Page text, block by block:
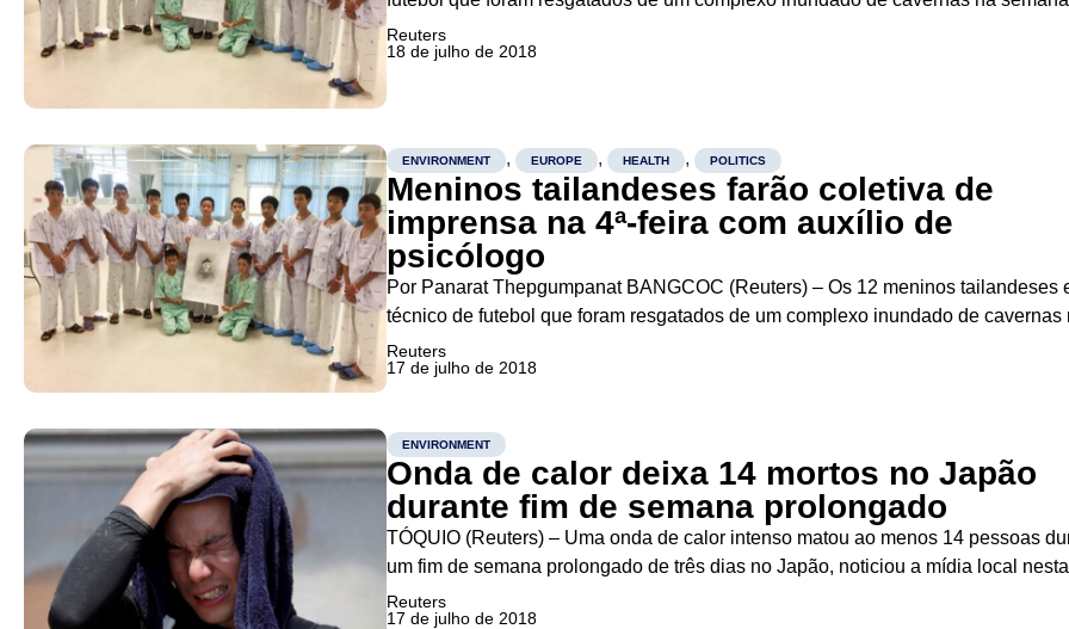
passada deixaram um hospital na província de Chiang Rai nesta quarta-feira para
uma entrevista coletiva...
Reuters
18 de julho de 2018
ENVIRONMENT , EUROPE , HEALTH , POLITICS
Meninos tailandeses farão coletiva de
imprensa na 4ª-feira com auxílio de
psicólogo
Por Panarat Thepgumpanat BANGCOC (Reuters) – Os 12 meninos tailandeses
técnico de futebol que foram resgatados de um complexo inundado de cavernas
semana passada serão liberados do hospital na quarta-feira e concederão uma
entrevista coletiva no mesmo...
Reuters
17 de julho de 2018
ENVIRONMENT
Onda de calor deixa 14 mortos no Japão
durante fim de semana prolongado
TÓQUIO (Reuters) – Uma onda de calor intenso matou ao menos 14 pessoas
um fim de semana prolongado de três dias no Japão, noticiou a mídia local nesta
terça-feira, e as temperaturas altas atrapalharam os trabalhos de recuperação
Reuters
17 de julho de 2018